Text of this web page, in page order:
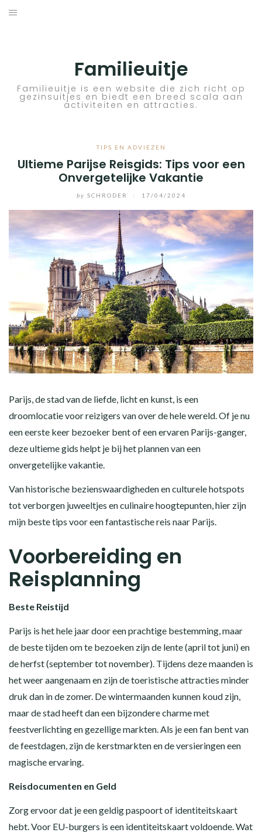
Skip
Familieuitje
Familieuitje is een website die zich richt op
gezinsuitjes en biedt een breed scala aan
activiteiten en attracties.
TIPS EN ADVIEZEN
Ultieme Parijse Reisgids: Tips voor een
Onvergetelijke Vakantie
by SCHRODER 17/04/2024
Parijs, de stad van de liefde, licht en kunst, is een
droomlocatie voor reizigers van over de hele wereld. Of je nu
een eerste keer bezoeker bent of een ervaren Parijs-ganger,
deze ultieme gids helpt je bij het plannen van een
onvergetelijke vakantie.
Van historische bezienswaardigheden en culturele hotspots
tot verborgen juweeltjes en culinaire hoogtepunten, hier zijn
mijn beste tips voor een fantastische reis naar Parijs.
Voorbereiding en
Reisplanning
Beste Reistijd
Parijs is het hele jaar door een prachtige bestemming, maar
de beste tijden om te bezoeken zijn de lente (april tot juni) en
de herfst (september tot november). Tijdens deze maanden is
het weer aangenaam en zijn de toeristische attracties minder
druk dan in de zomer. De wintermaanden kunnen koud zijn,
maar de stad heeft dan een bijzondere charme met
feestverlichting en gezellige markten. Als je een fan bent van
de feestdagen, zijn de kerstmarkten en de versieringen een
magische ervaring.
Reisdocumenten en Geld
Zorg ervoor dat je een geldig paspoort of identiteitskaart
hebt. Voor EU-burgers is een identiteitskaart voldoende. Wat
HOTELTIPS